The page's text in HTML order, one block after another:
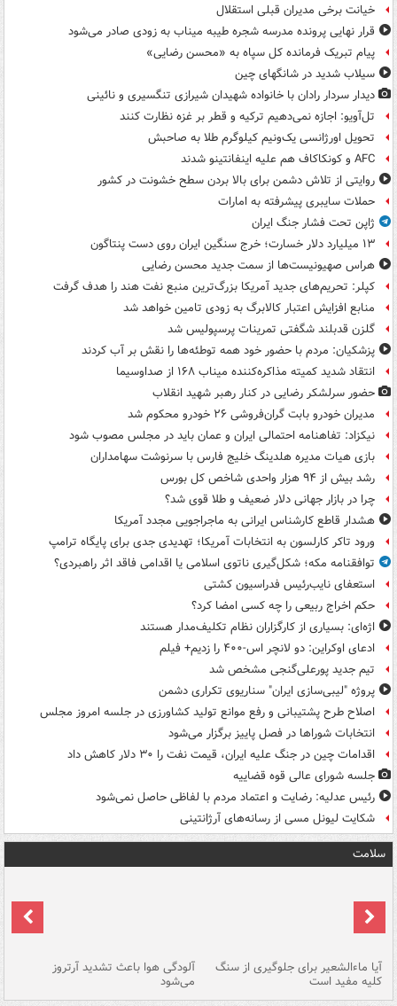
خیانت برخی مدیران قبلی استقلال
قرار نهایی پرونده مدرسه شجره طیبه میناب به زودی صادر می‌شود
پیام تبریک فرمانده کل سپاه به «محسن رضایی»
سیلاب شدید در شانگهای چین
دیدار سردار رادان با خانواده‌ شهیدان شیرازی تنگسیری و نائینی
تل‌آویو: اجازه نمی‌دهیم ترکیه و قطر بر غزه نظارت کنند
تحویل اورژانسی یک‌ونیم کیلوگرم طلا به صاحبش
AFC و کونکاکاف هم علیه اینفانتینو شدند
روایتی از تلاش دشمن برای بالا بردن سطح خشونت در کشور
حملات سایبری پیشرفته به امارات
ژاپن تحت فشار جنگ ایران
۱۳ میلیارد دلار خسارت؛ خرج سنگین ایران روی دست پنتاگون
هراس صهیونیست‌ها از سمت جدید محسن رضایی
کپلر: تحریم‌های جدید آمریکا بزرگ‌ترین منبع نفت هند را هدف گرفت
منابع افزایش اعتبار کالابرگ به زودی تامین خواهد شد
گلزن قدبلند شگفتی تمرینات پرسپولیس شد
پزشکیان: مردم با حضور خود همه توطئه‌ها را نقش بر آب کردند
انتقاد شدید کمیته مذاکره‌کننده میناب ۱۶۸ از صداوسیما
حضور سرلشکر رضایی در کنار رهبر شهید انقلاب
مدیران خودرو بابت گران‌فروشی ۲۶ خودرو محکوم شد
نیکزاد: تفاهنامه احتمالی ایران و عمان باید در مجلس مصوب شود
بازی هیات مدیره هلدینگ خلیج فارس با سرنوشت سهامداران
رشد بیش از ۹۴ هزار واحدی شاخص کل بورس
چرا در بازار جهانی دلار ضعیف و طلا قوی شد؟
هشدار قاطع کارشناس ایرانی به ماجراجویی مجدد آمریکا
ورود تاکر کارلسون به انتخابات آمریکا؛ تهدیدی جدی برای پایگاه ترامپ
توافقنامه مکه؛ شکل‌گیری ناتوی اسلامی یا اقدامی فاقد اثر راهبردی؟
استعفای نایب‌رئیس فدراسیون کشتی
حکم اخراج ربیعی را چه کسی امضا کرد؟
اژه‌ای: بسیاری از کارگزاران نظام تکلیف‌مدار هستند
ادعای اوکراین: دو لانچر اس-۴۰۰ را زدیم+ فیلم
تیم جدید پورعلی‌گنجی مشخص شد
پروژه "لیبی‌سازی ایران" سناریوی تکراری دشمن
اصلاح طرح پشتیبانی و رفع موانع تولید کشاورزی در جلسه امروز مجلس
انتخابات شوراها در فصل پاییز برگزار می‌شود
اقدامات چین در جنگ علیه ایران، قیمت نفت را ۳۰ دلار کاهش داد
جلسه شورای عالی قوه قضاییه
رئیس عدلیه: رضایت و اعتماد مردم با لفاظی حاصل نمی‌شود
شکایت لیونل مسی از رسانه‌های آرژانتینی
سلامت
آیا ماءالشعیر برای جلوگیری از سنگ
کلیه مفید است
آلودگی هوا باعث تشدید آرتروز
می‌شود